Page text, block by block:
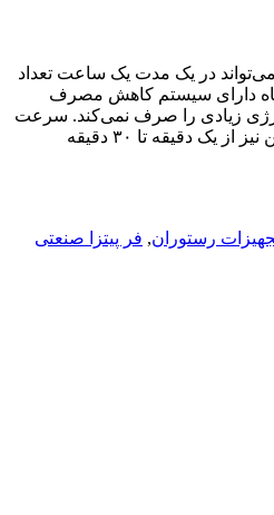
می‌تواند در یک مدت یک ساعت تعداد
دارای سیستم کاهش مصرف
زیادی را صرف نمی‌کند. سرعت
یک دقیقه تا ۳۰ دقیقه
رستوران, فر پیتزا صنعتی